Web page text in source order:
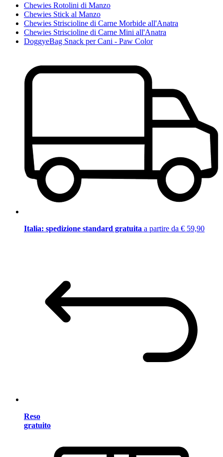
Chewies Rotolini di Manzo
Chewies Stick al Manzo
Chewies Striscioline di Carne Morbide all'Anatra
Chewies Striscioline di Carne Mini all'Anatra
DoggyeBag Snack per Cani - Paw Color
Italia: spedizione standard gratuita a partire da € 59,90
Reso
gratuito